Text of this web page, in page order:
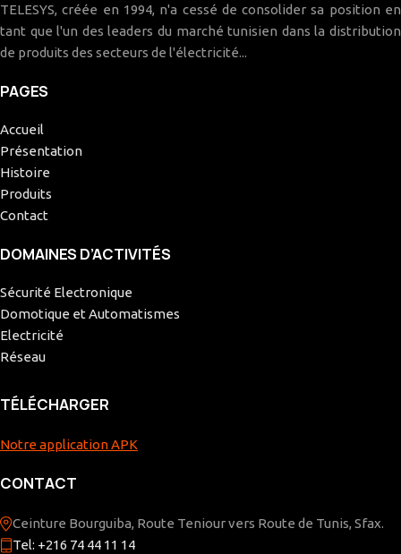
TELESYS, créée en 1994, n'a cessé de consolider sa position en
tant que l'un des leaders du marché tunisien dans la distribution
de produits des secteurs de l'électricité...
PAGES
Accueil
Présentation
Histoire
Produits
Contact
DOMAINES D’ACTIVITÉS
Sécurité Electronique
Domotique et Automatismes
Electricité
Réseau
TÉLÉCHARGER
Notre application APK
CONTACT
Ceinture Bourguiba, Route Teniour vers Route de Tunis, Sfax.
Tel: +216 74 44 11 14